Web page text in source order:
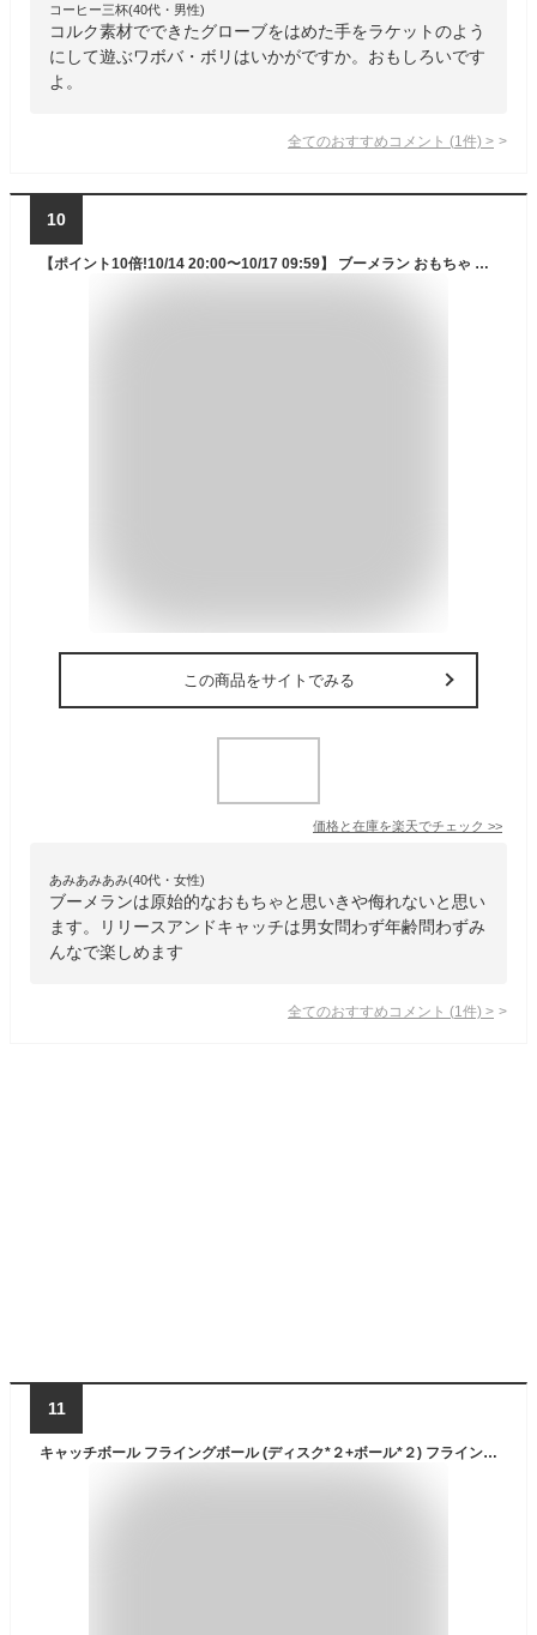
コーヒー三杯(40代・男性)
コルク素材でできたグローブをはめた手をラケットのよう
にして遊ぶワボバ・ボリはいかがですか。おもしろいです
よ。
全てのおすすめコメント (1 件) >
10
【ポイント10倍!10/14 20:00〜10/17 09:59】 ブーメラン おもちゃ フリスビー 玩具 アウトドア 安全 公園 ビーチ キャンプ 砂浜 痛くない やわらかい ソフト 犬 ワンちゃん 大人 こども 鷹 イーグル くじら 鯨 カラフル 回転 飛行 外遊び ブーメランおもちゃ
この商品をサイトでみる
価格と在庫を楽天でチェック >>
あみあみあみ(40代・女性)
ブーメランは原始的なおもちゃと思いきや侮れないと思い
ます。リリースアンドキャッチは男女問わず年齢問わずみ
んなで楽しめます
全てのおすすめコメント (1 件) >
11
キャッチボール フライングボール (ディスク*２+ボール*２) フライングキャッチボール マジックボール ディスク ボール 親子 ボール 粘着式 マジックテープ 人気 アウトドア スポーツ ストレス解消グッズ